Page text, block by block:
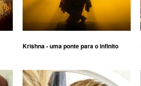
Krishna - uma ponte para o infinito